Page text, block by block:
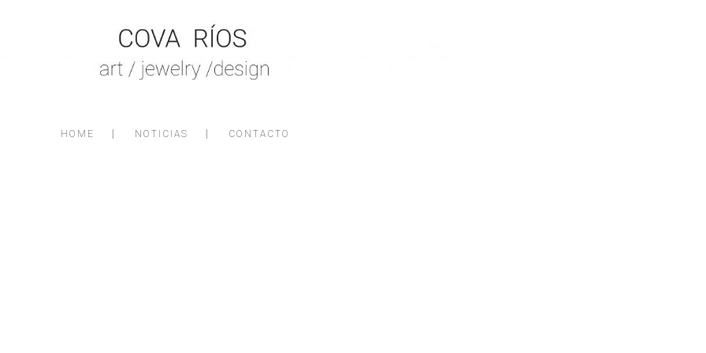
HOME NOTICIAS CONTACTO